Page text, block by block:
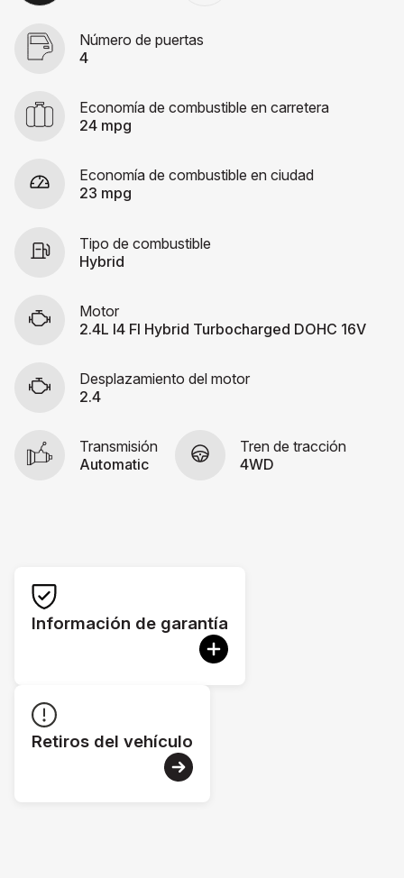
Número de puertas
4
Economía de combustible en carretera
24 mpg
Economía de combustible en ciudad
23 mpg
Tipo de combustible
Hybrid
Motor
2.4L I4 FI Hybrid Turbocharged DOHC 16V
Desplazamiento del motor
2.4
Transmisión
Automatic
Tren de tracción
4WD
Información de garantía
Retiros del vehículo